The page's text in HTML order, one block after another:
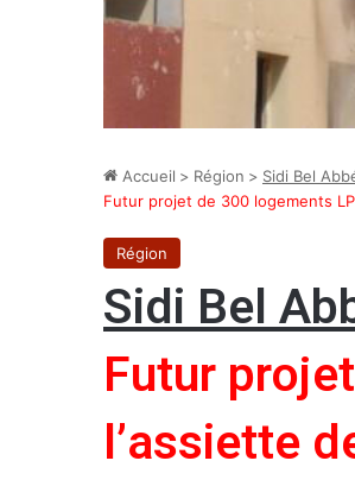
Accueil > Région > Sidi Bel
Futur projet de 300 logements
Région
Sidi Bel
Futur
l’assiette